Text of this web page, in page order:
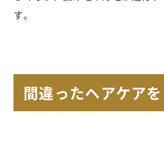
す。
間違ったヘアケア